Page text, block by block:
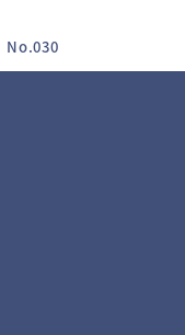
No.030